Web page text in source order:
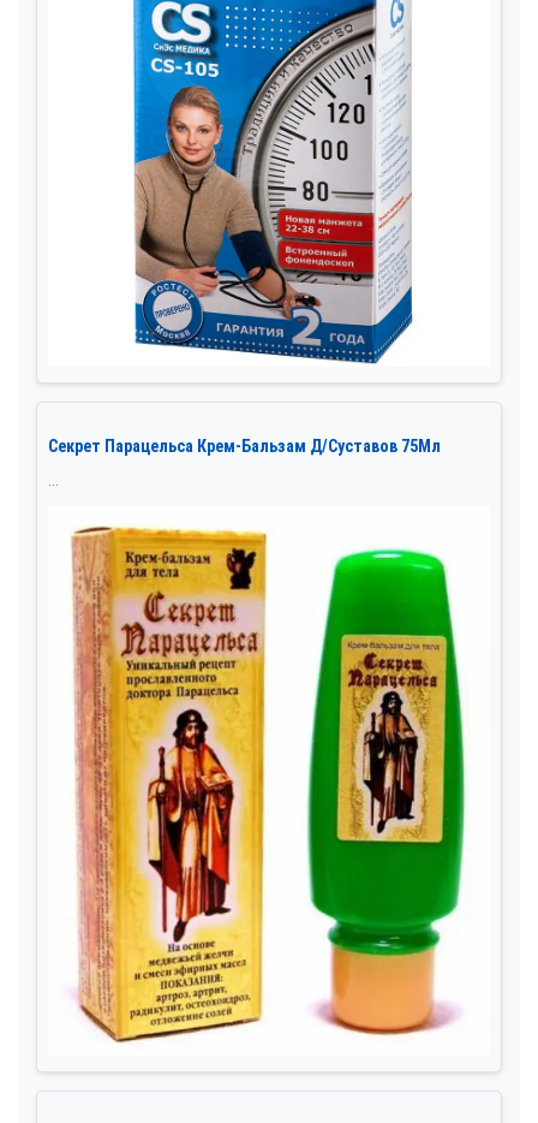
Секрет Парацельса Крем-Бальзам Д/Суставов 75Мл